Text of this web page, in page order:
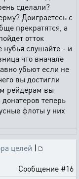
сделали?
Доиграетесь с
прекратятся, а
отток
нубья слушайте - и
что вначале
убьют если не
вы достигли
рейдерам вы
теперь
флоты у них
целей |
Сообщение #16